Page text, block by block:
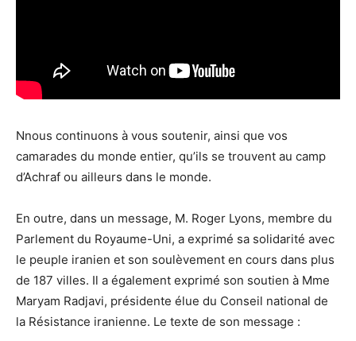
Nnous continuons à vous soutenir, ainsi que vos
camarades du monde entier, qu’ils se trouvent au camp
d’Achraf ou ailleurs dans le monde.
En outre, dans un message, M. Roger Lyons, membre du
Parlement du Royaume-Uni, a exprimé sa solidarité avec
le peuple iranien et son soulèvement en cours dans plus
de 187 villes. Il a également exprimé son soutien à Mme
Maryam Radjavi, présidente élue du Conseil national de
la Résistance iranienne. Le texte de son message :